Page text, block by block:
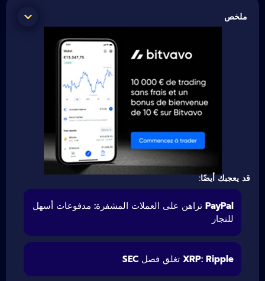
ملخص
قد يعجبك أيضًا:
PayPal تراهن على العملات المشفرة: مدفوعات أسهل
للتجار
XRP: Ripple تغلق فصل SEC